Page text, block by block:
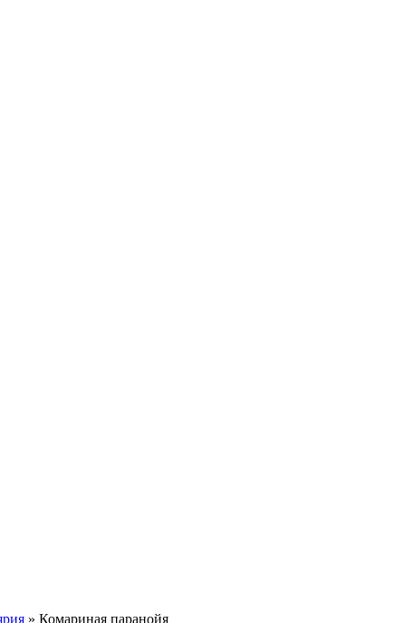
» Комариная паранойя